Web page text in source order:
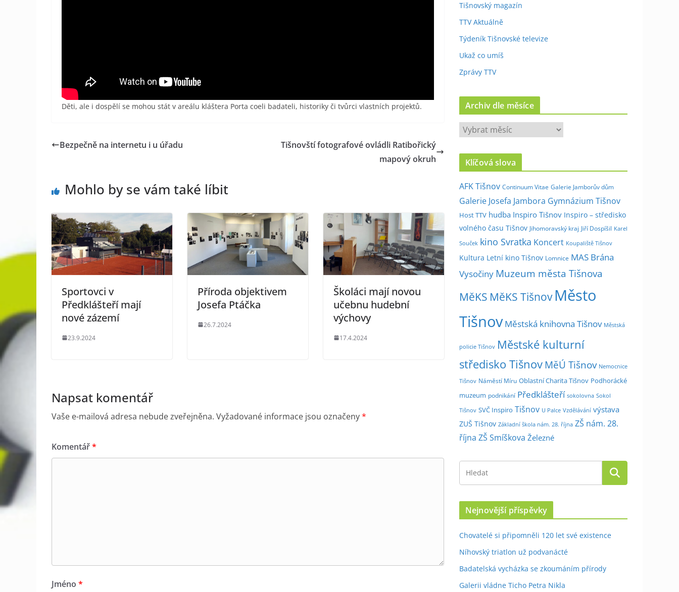
Děti, ale i dospělí se mohou stát v areálu kláštera Porta coeli badateli, historiky či tvůrci vlastních projektů.
Bezpečně na internetu i u úřadu
Tišnovští fotografové ovládli Ratibořický
mapový okruh
Mohlo by se vám také líbit
Sportovci v
Předklášteří mají
nové zázemí
23.9.2024
Příroda objektivem
Josefa Ptáčka
26.7.2024
Školáci mají novou
učebnu hudební
výchovy
17.4.2024
Napsat komentář
Vaše e-mailová adresa nebude zveřejněna. Vyžadované informace jsou označeny*
Komentář*
Jméno *
Tišnovský magazín
TTV Aktuálně
Týdeník Tišnovské televize
Ukaž co umíš
Zprávy TTV
Archiv dle měsíce
A
c
v
d
l
e
m
ě
c
Klíčová slova
AFK Tišnov Continuum Vitae Galerie Jamborův dům
Galerie Josefa Jambora Gymnázium Tišnov
Host TTV hudba Inspiro Tišnov Inspiro – středisko
volného času Tišnov Jihomoravský kraj Jiří Dospíšil Karel
Souček kino Svratka Koncert Koupaliště Tišnov
Kultura Letní kino Tišnov Lomnice MAS Brána
Vysočiny Muzeum města Tišnova
MěKS MěKS Tišnov Město
Tišnov Městská knihovna Tišnov Městská
policie Tišnov Městské kulturní
středisko Tišnov MěÚ Tišnov Nemocnice
Tišnov Náměstí Míru Oblastní Charita Tišnov Podhorácké
muzeum podnikání Předklášteří sokolovna Sokol
Tišnov SVČ Inspiro Tišnov U Palce Vzdělávání výstava
ZUŠ Tišnov Základní škola nám. 28. října ZŠ nám. 28.
října ZŠ Smíškova Železné
Nejnovější příspěvky
Chovatelé si připomněli 120 let své existence
Níhovský triatlon už podvanácté
Badatelská vycházka se zkoumáním přírody
Galerii vládne Ticho Petra Nikla